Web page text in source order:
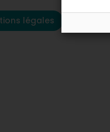
légales